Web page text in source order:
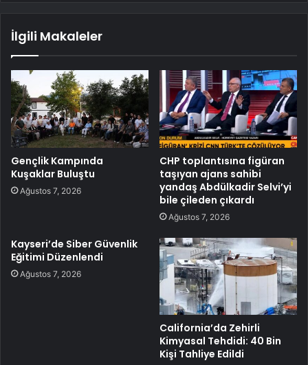
İlgili Makaleler
Gençlik Kampında
Kuşaklar Buluştu
Ağustos 7, 2026
CHP toplantısına figüran
taşıyan ajans sahibi
yandaş Abdülkadir Selvi’yi
bile çileden çıkardı
Ağustos 7, 2026
Kayseri’de Siber Güvenlik
Eğitimi Düzenlendi
Ağustos 7, 2026
California’da Zehirli
Kimyasal Tehdidi: 40 Bin
Kişi Tahliye Edildi